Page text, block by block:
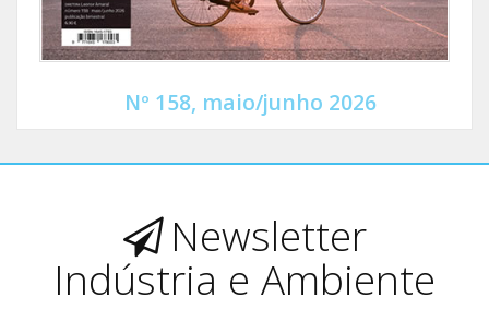
Nº 158, maio/junho 2026
Newsletter
Indústria e Ambiente